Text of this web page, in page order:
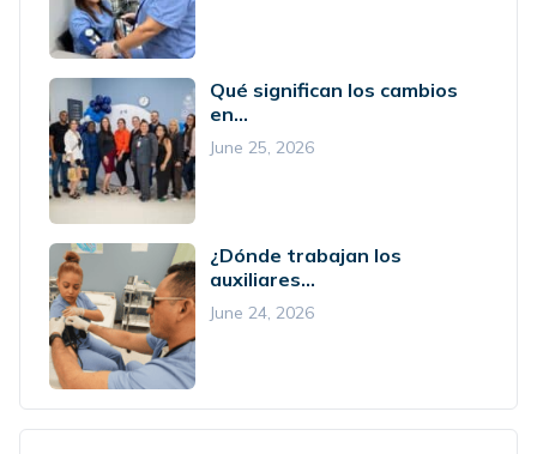
Qué significan los cambios
en...
June 25, 2026
¿Dónde trabajan los
auxiliares...
June 24, 2026